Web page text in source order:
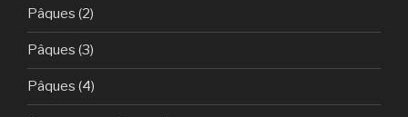
Pâques (2)
Pâques (3)
Pâques (4)